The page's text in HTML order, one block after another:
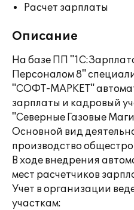
Расчет зарплаты
Описание
На базе ПП
Персоналом 8"
"СОФТ-МАРКЕТ"
зарплаты и кадровый
"Северные Газовые
Основной вид
производство
В ходе внедрения
мест расчетчиков
Учет в организации
участкам: